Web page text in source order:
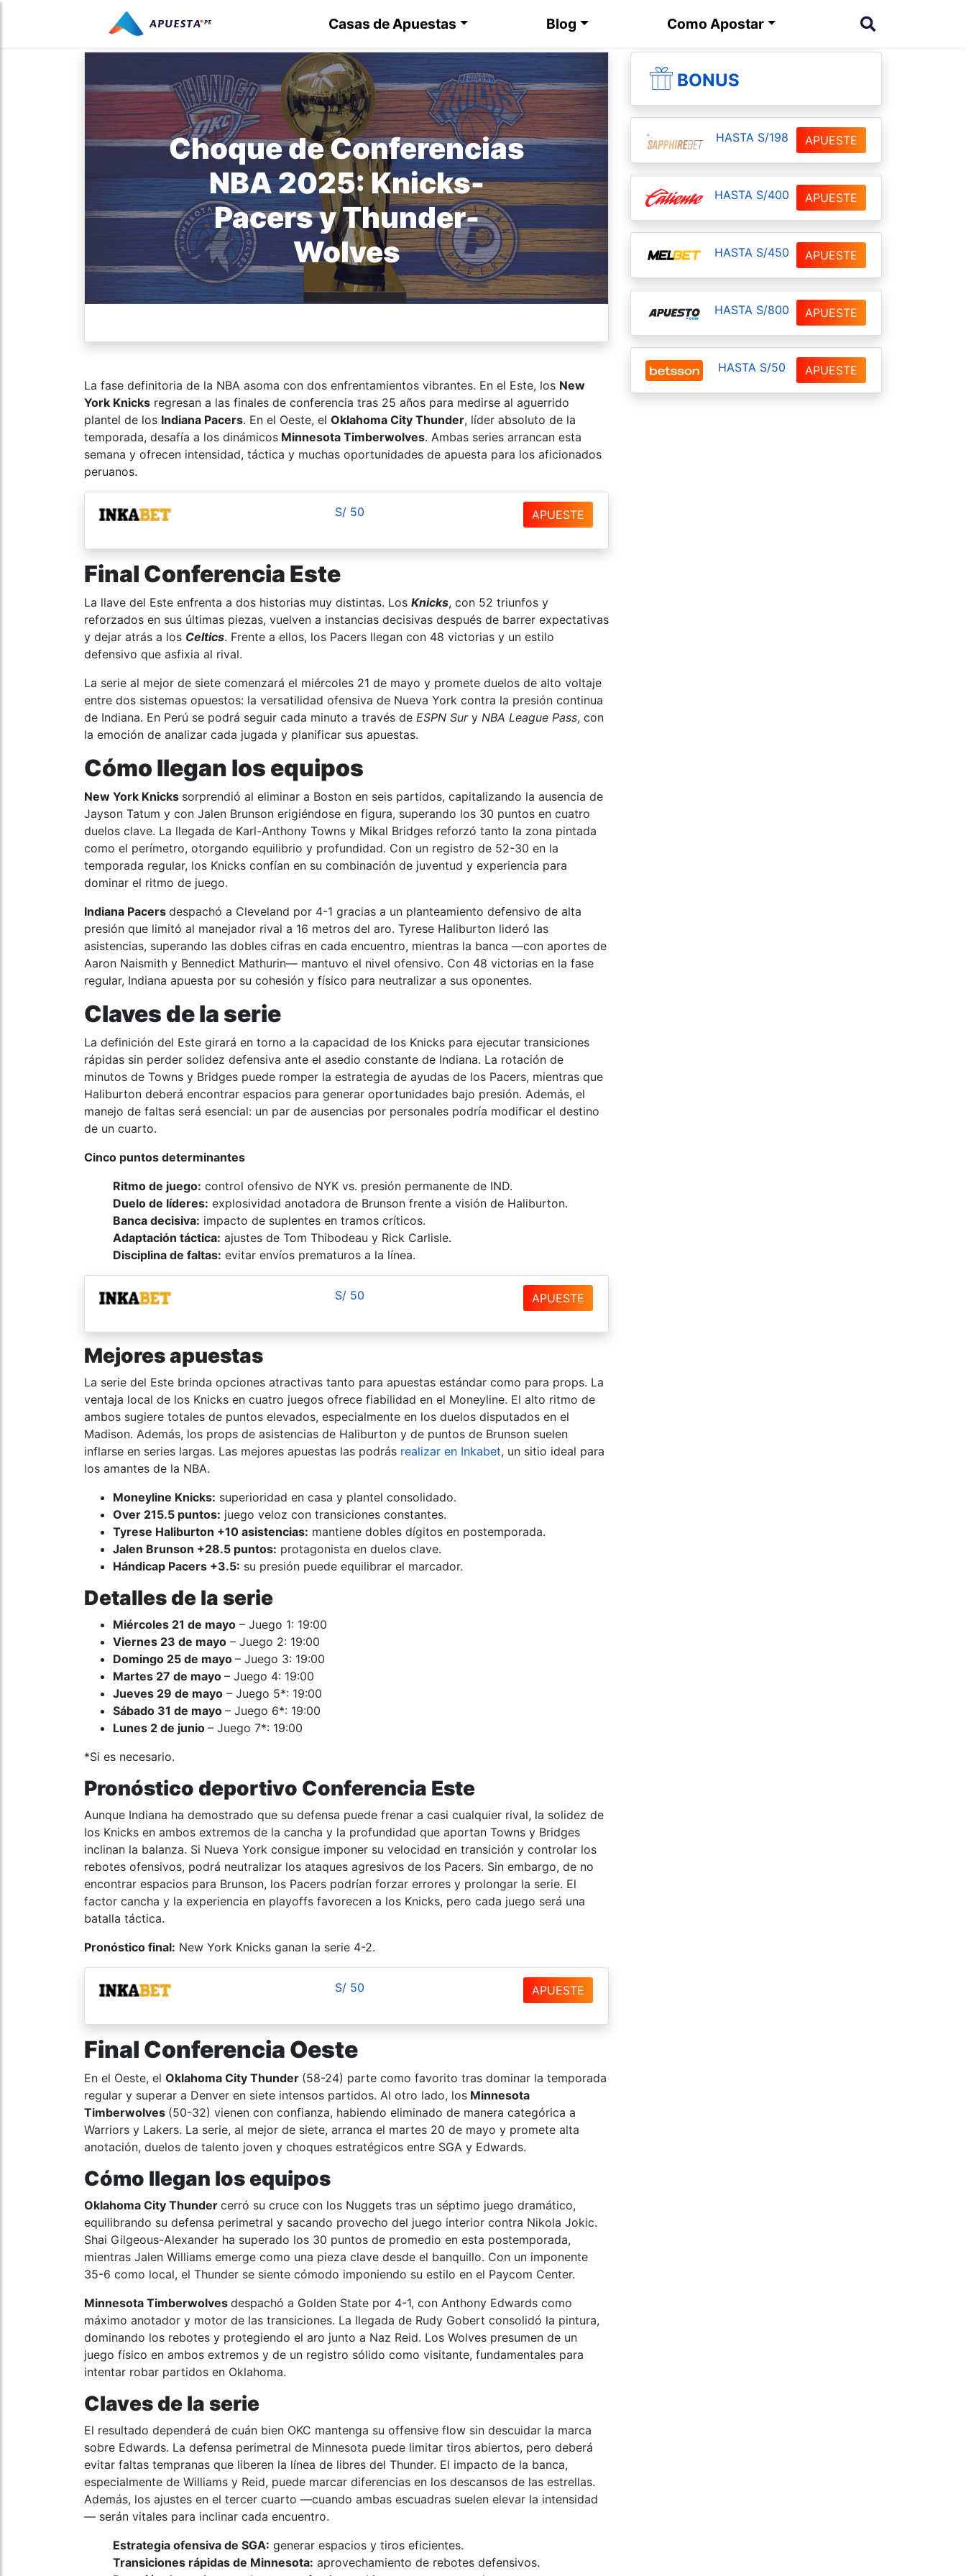
Casas de Apuestas Blog Como Apostar
Choque de Conferencias
NBA 2025: Knicks-
Pacers y Thunder-
Wolves
La fase definitoria de la NBA asoma con dos enfrentamientos vibrantes. En el Este, los New
York Knicks regresan a las finales de conferencia tras 25 años para medirse al aguerrido
plantel de los Indiana Pacers. En el Oeste, el Oklahoma City Thunder, líder absoluto de la
temporada, desafía a los dinámicos Minnesota Timberwolves. Ambas series arrancan esta
semana y ofrecen intensidad, táctica y muchas oportunidades de apuesta para los aficionados
peruanos.
S/ 50 APUESTE
Final Conferencia Este
La llave del Este enfrenta a dos historias muy distintas. Los Knicks, con 52 triunfos y
reforzados en sus últimas piezas, vuelven a instancias decisivas después de barrer expectativas
y dejar atrás a los Celtics. Frente a ellos, los Pacers llegan con 48 victorias y un estilo
defensivo que asfixia al rival.
La serie al mejor de siete comenzará el miércoles 21 de mayo y promete duelos de alto voltaje
entre dos sistemas opuestos: la versatilidad ofensiva de Nueva York contra la presión continua
de Indiana. En Perú se podrá seguir cada minuto a través de ESPN Sur y NBA League Pass, con
la emoción de analizar cada jugada y planificar sus apuestas.
Cómo llegan los equipos
New York Knicks sorprendió al eliminar a Boston en seis partidos, capitalizando la ausencia de
Jayson Tatum y con Jalen Brunson erigiéndose en figura, superando los 30 puntos en cuatro
duelos clave. La llegada de Karl-Anthony Towns y Mikal Bridges reforzó tanto la zona pintada
como el perímetro, otorgando equilibrio y profundidad. Con un registro de 52-30 en la
temporada regular, los Knicks confían en su combinación de juventud y experiencia para
dominar el ritmo de juego.
Indiana Pacers despachó a Cleveland por 4-1 gracias a un planteamiento defensivo de alta
presión que limitó al manejador rival a 16 metros del aro. Tyrese Haliburton lideró las
asistencias, superando las dobles cifras en cada encuentro, mientras la banca —con aportes de
Aaron Naismith y Bennedict Mathurin— mantuvo el nivel ofensivo. Con 48 victorias en la fase
regular, Indiana apuesta por su cohesión y físico para neutralizar a sus oponentes.
Claves de la serie
La definición del Este girará en torno a la capacidad de los Knicks para ejecutar transiciones
rápidas sin perder solidez defensiva ante el asedio constante de Indiana. La rotación de
minutos de Towns y Bridges puede romper la estrategia de ayudas de los Pacers, mientras que
Haliburton deberá encontrar espacios para generar oportunidades bajo presión. Además, el
manejo de faltas será esencial: un par de ausencias por personales podría modificar el destino
de un cuarto.
Cinco puntos determinantes
Ritmo de juego: control ofensivo de NYK vs. presión permanente de IND.
Duelo de líderes: explosividad anotadora de Brunson frente a visión de Haliburton.
Banca decisiva: impacto de suplentes en tramos críticos.
Adaptación táctica: ajustes de Tom Thibodeau y Rick Carlisle.
Disciplina de faltas: evitar envíos prematuros a la línea.
S/ 50 APUESTE
Mejores apuestas
La serie del Este brinda opciones atractivas tanto para apuestas estándar como para props. La
ventaja local de los Knicks en cuatro juegos ofrece fiabilidad en el Moneyline. El alto ritmo de
ambos sugiere totales de puntos elevados, especialmente en los duelos disputados en el
Madison. Además, los props de asistencias de Haliburton y de puntos de Brunson suelen
inflarse en series largas. Las mejores apuestas las podrás realizar en Inkabet, un sitio ideal para
los amantes de la NBA.
Moneyline Knicks: superioridad en casa y plantel consolidado.
Over 215.5 puntos: juego veloz con transiciones constantes.
Tyrese Haliburton +10 asistencias: mantiene dobles dígitos en postemporada.
Jalen Brunson +28.5 puntos: protagonista en duelos clave.
Hándicap Pacers +3.5: su presión puede equilibrar el marcador.
Detalles de la serie
Miércoles 21 de mayo – Juego 1: 19:00
Viernes 23 de mayo – Juego 2: 19:00
Domingo 25 de mayo – Juego 3: 19:00
Martes 27 de mayo – Juego 4: 19:00
Jueves 29 de mayo – Juego 5*: 19:00
Sábado 31 de mayo – Juego 6*: 19:00
Lunes 2 de junio – Juego 7*: 19:00
*Si es necesario.
Pronóstico deportivo Conferencia Este
Aunque Indiana ha demostrado que su defensa puede frenar a casi cualquier rival, la solidez de
los Knicks en ambos extremos de la cancha y la profundidad que aportan Towns y Bridges
inclinan la balanza. Si Nueva York consigue imponer su velocidad en transición y controlar los
rebotes ofensivos, podrá neutralizar los ataques agresivos de los Pacers. Sin embargo, de no
encontrar espacios para Brunson, los Pacers podrían forzar errores y prolongar la serie. El
factor cancha y la experiencia en playoffs favorecen a los Knicks, pero cada juego será una
batalla táctica.
Pronóstico final: New York Knicks ganan la serie 4-2.
S/ 50 APUESTE
Final Conferencia Oeste
En el Oeste, el Oklahoma City Thunder (58-24) parte como favorito tras dominar la temporada
regular y superar a Denver en siete intensos partidos. Al otro lado, los Minnesota
Timberwolves (50-32) vienen con confianza, habiendo eliminado de manera categórica a
Warriors y Lakers. La serie, al mejor de siete, arranca el martes 20 de mayo y promete alta
anotación, duelos de talento joven y choques estratégicos entre SGA y Edwards.
Cómo llegan los equipos
Oklahoma City Thunder cerró su cruce con los Nuggets tras un séptimo juego dramático,
equilibrando su defensa perimetral y sacando provecho del juego interior contra Nikola Jokic.
Shai Gilgeous-Alexander ha superado los 30 puntos de promedio en esta postemporada,
mientras Jalen Williams emerge como una pieza clave desde el banquillo. Con un imponente
35-6 como local, el Thunder se siente cómodo imponiendo su estilo en el Paycom Center.
Minnesota Timberwolves despachó a Golden State por 4-1, con Anthony Edwards como
máximo anotador y motor de las transiciones. La llegada de Rudy Gobert consolidó la pintura,
dominando los rebotes y protegiendo el aro junto a Naz Reid. Los Wolves presumen de un
juego físico en ambos extremos y de un registro sólido como visitante, fundamentales para
intentar robar partidos en Oklahoma.
Claves de la serie
El resultado dependerá de cuán bien OKC mantenga su offensive flow sin descuidar la marca
sobre Edwards. La defensa perimetral de Minnesota puede limitar tiros abiertos, pero deberá
evitar faltas tempranas que liberen la línea de libres del Thunder. El impacto de la banca,
especialmente de Williams y Reid, puede marcar diferencias en los descansos de las estrellas.
Además, los ajustes en el tercer cuarto —cuando ambas escuadras suelen elevar la intensidad
— serán vitales para inclinar cada encuentro.
Estrategia ofensiva de SGA: generar espacios y tiros eficientes.
Transiciones rápidas de Minnesota: aprovechamiento de rebotes defensivos.
BONUS
HASTA S/198 APUESTE
HASTA S/400 APUESTE
HASTA S/450 APUESTE
HASTA S/800 APUESTE
HASTA S/50 APUESTE